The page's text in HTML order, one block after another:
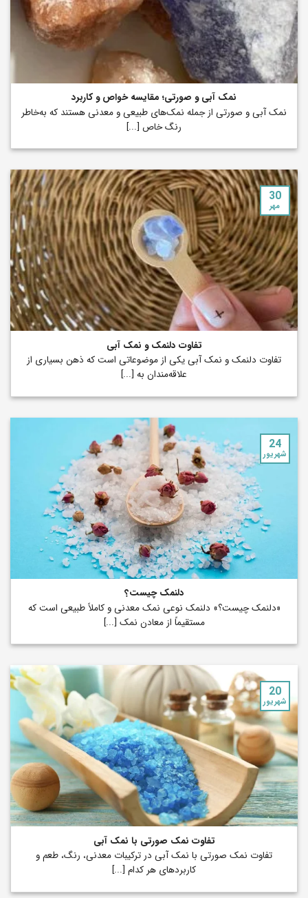
نمک آبی و صورتی؛ مقایسه خواص و کاربرد
نمک آبی و صورتی از جمله نمک‌های طبیعی و معدنی هستند که به‌خاطر
رنگ خاص [...]
تفاوت دلنمک و نمک آبی
تفاوت دلنمک و نمک آبی یکی از موضوعاتی است که ذهن بسیاری از
علاقه‌مندان به [...]
30
مهر
دلنمک چیست؟
«دلنمک چیست؟» دلنمک نوعی نمک معدنی و کاملاً طبیعی است که
مستقیماً از معادن نمک [...]
24
شهریور
تفاوت نمک صورتی با نمک آبی
تفاوت نمک صورتی با نمک آبی در ترکیبات معدنی، رنگ، طعم و
کاربردهای هر کدام [...]
20
شهریور